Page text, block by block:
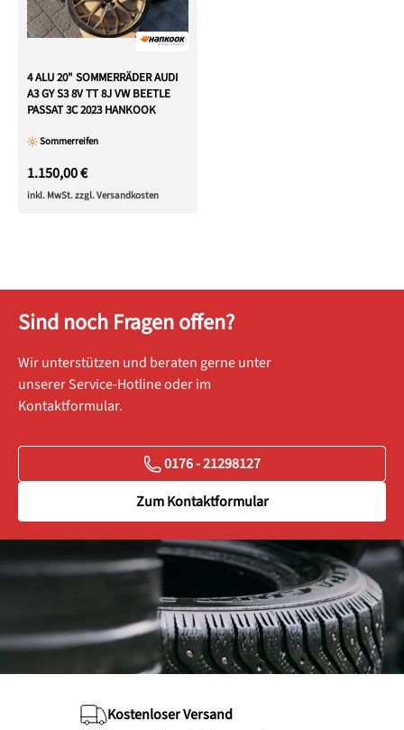
4 ALU 20" SOMMERRÄDER AUDI
A3 GY S3 8V TT 8J VW BEETLE
PASSAT 3C 2023 HANKOOK
Sommerreifen
1.150,00 €
inkl. MwSt. zzgl. Versandkosten
Sind noch Fragen offen?
Wir unterstützen und beraten gerne unter
unserer Service-Hotline oder im
Kontaktformular.
0176 - 21298127
Zum Kontaktformular
Kostenloser Versand